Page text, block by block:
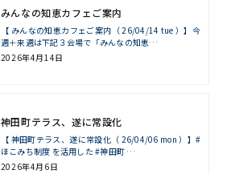
みんなの知恵カフェご案内
【 みんなの知恵カフェご案内（ 26/04/14 tue ）】今
週＋来週は下記３会場で「みんなの知恵…
2026年4月14日
神田町テラス、遂に常設化
【 神田町テラス、遂に常設化（ 26/04/06 mon ）】#
ほこみち制度 を活用した #神田町 …
2026年4月6日